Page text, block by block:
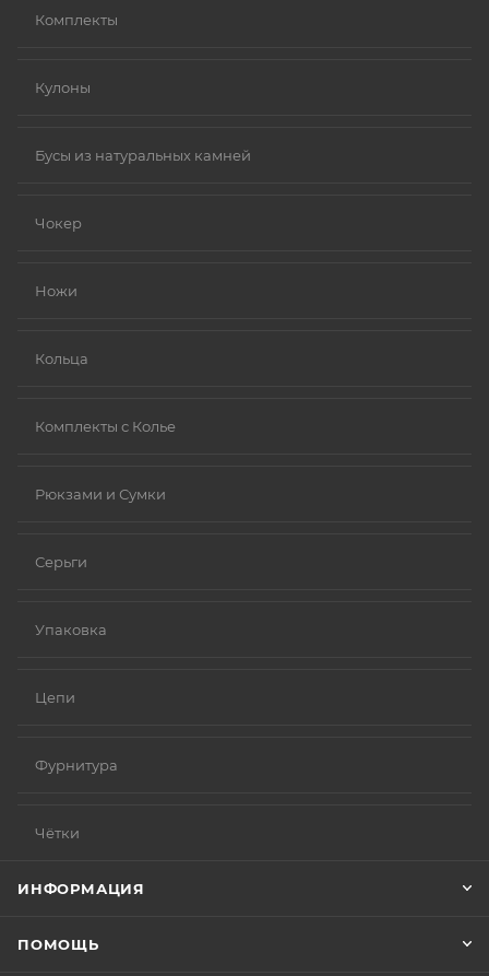
Комплекты
Кулоны
Бусы из натуральных камней
Чокер
Ножи
Кольца
Комплекты с Колье
Рюкзами и Сумки
Серьги
Упаковка
Цепи
Фурнитура
Чётки
ИНФОРМАЦИЯ
ПОМОЩЬ